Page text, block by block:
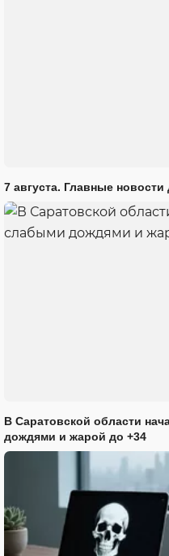
7 августа. Главные новости
В Саратовской области
дождями и жарой до +34